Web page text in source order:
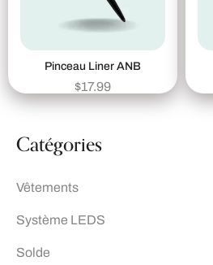
Catégories
Vêtements
Système LEDS
Solde
Pinceau Liner ANB
$17.99